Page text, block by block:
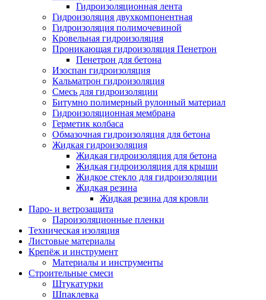
Гидроизоляционная лента
Гидроизоляция двухкомпонентная
Гидроизоляция полимочевиной
Кровельная гидроизоляция
Проникающая гидроизоляция Пенетрон
Пенетрон для бетона
Изоспан гидроизоляция
Кальматрон гидроизоляция
Смесь для гидроизоляции
Битумно полимерный рулонный материал
Гидроизоляционная мембрана
Герметик колбаса
Обмазочная гидроизоляция для бетона
Жидкая гидроизоляция
Жидкая гидроизоляция для бетона
Жидкая гидроизоляция для крыши
Жидкое стекло для гидроизоляции
Жидкая резина
Жидкая резина для кровли
Паро- и ветрозащита
Пароизоляционные пленки
Техническая изоляция
Листовые материалы
Крепёж и инструмент
Материалы и инструменты
Строительные смеси
Штукатурки
Шпаклевка